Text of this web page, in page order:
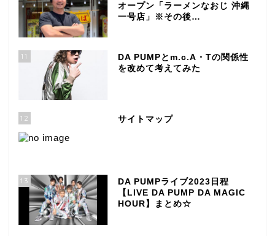
オープン「ラーメンなおじ 沖縄
一号店」※その後…
11
DA PUMPとm.c.A・Tの関係性
を改めて考えてみた
12 サイトマップ
13
DA PUMPライブ2023日程
【LIVE DA PUMP DA MAGIC
HOUR】まとめ☆